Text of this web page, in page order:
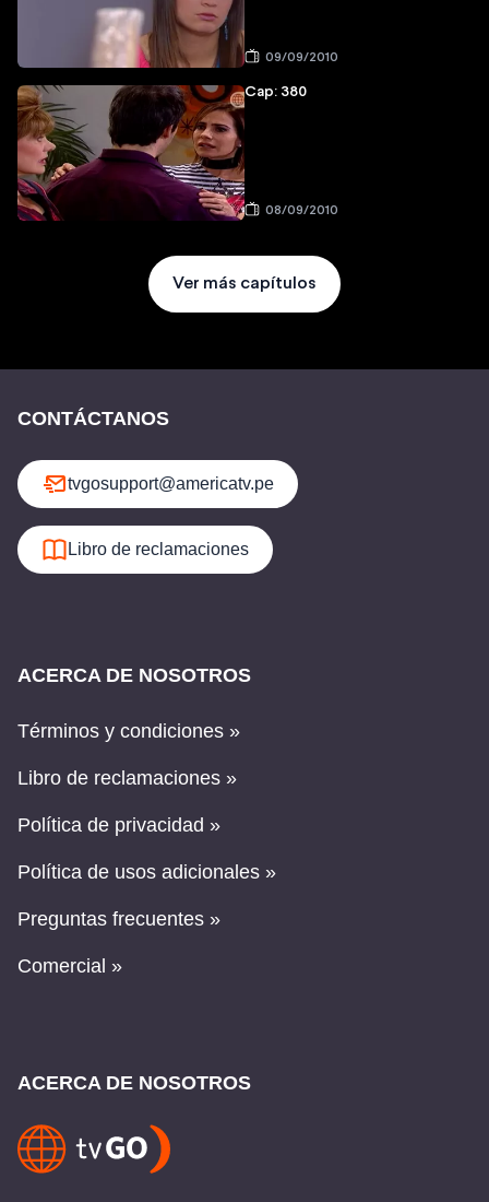
09/09/2010
Cap: 380
08/09/2010
Ver más capítulos
CONTÁCTANOS
tvgosupport@americatv.pe
Libro de reclamaciones
ACERCA DE NOSOTROS
Términos y condiciones »
Libro de reclamaciones »
Política de privacidad »
Política de usos adicionales »
Preguntas frecuentes »
Comercial »
ACERCA DE NOSOTROS